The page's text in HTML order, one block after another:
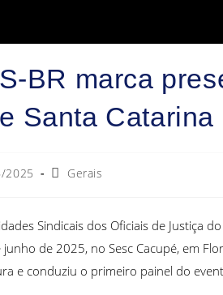
BR marca
Santa Catarina
2025 Gerais
Sindicais dos Oficiais de Justiça
de 2025, no Sesc Cacupé, em
e conduziu o primeiro painel do